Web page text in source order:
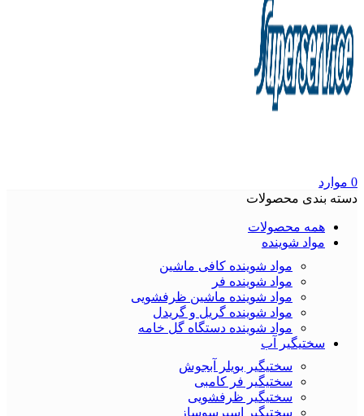
0 موارد
دسته بندی محصولات
همه محصولات
مواد شوینده
مواد شوینده کافی ماشین
مواد شوینده فر
مواد شوینده ماشین ظرفشویی
مواد شوینده گریل و گریدل
مواد شوینده دستگاه گل خامه
سختیگیر آب
سختیگیر بویلر آبجوش
سختیگیر فر کامبی
سختیگیر ظرفشویی
سختیگیر اسپرسوساز